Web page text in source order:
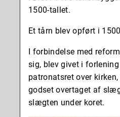
1500-tallet.
Et tårn blev opført i
I forbindelse med
sig, blev givet i
patronatsret over
godset overtaget af
slægten under koret.